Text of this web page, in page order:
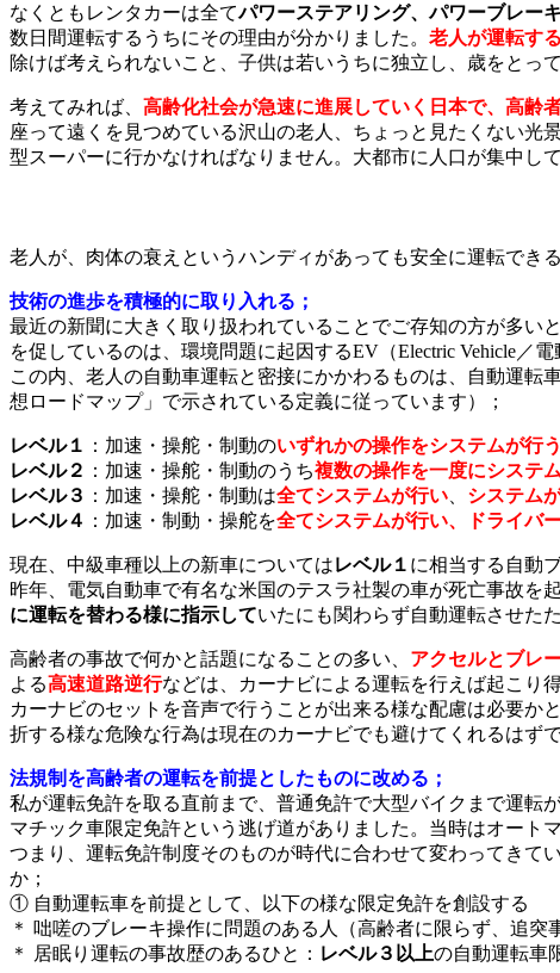
なくともレンタカーは全てパワーステアリング、パワーブレーキ
数日間運転するうちにその理由が分かりました。 老人が運転す
除けば考えられないこと、子供は若いうちに独立し、歳をと
考えてみれば、 高齢化社会が急速に進展していく日本で、高齢
座って遠くを見つめている沢山の老人、ちょっと見たくない
型スーパーに行かなければなりません。大都市に人口が集中し
老人が、肉体の衰えというハンディがあっても安全に運転でき
技術の進歩を積極的に取り入れる；
最近の新聞に大きく取り扱われていることでご存知の方が多い
を促しているのは、環境問題に起因するEV（Electric Vehicle／
この内、老人の自動車運転と密接にかかわるものは、自動運
想ロードマップ」で示されている定義に従っています）；
レベル１ ：加速・操舵・制動のいずれかの操作をシステムが行う
レベル２ ：加速・操舵・制動のうち複数の操作を一度にシステ
レベル３ ：加速・操舵・制動は全てシステムが行い、 システム
レベル４ ：加速・制動・操舵を全てシステムが行い、ドライバ
現在、中級車種以上の新車についてはレベル１ に相当する自動
昨年、電気自動車で有名な米国のテスラ社製の車が死亡事故を
に運転を替わる様に指示していたにも関わらず自動運転させた
高齢者の事故で何かと話題になることの多い、 アクセルとブレ
よる高速道路逆行などは、カーナビによる運転を行えば起こり
カーナビのセットを音声で行うことが出来る様な配慮は必要
折する様な危険な行為は現在のカーナビでも避けてくれるはずで
法規制を高齢者の運転を前提としたものに改める；
私が運転免許を取る直前まで、普通免許で大型バイクまで運転
マチック車限定免許という逃げ道がありました。当時はオート
つまり、運転免許制度そのものが時代に合わせて変わってきて
か；
① 自動運転車を前提として、以下の様な限定免許を創設する
＊ 咄嗟のブレーキ操作に問題のある人（高齢者に限らず、追
＊ 居眠り運転の事故歴のあるひと： レベル３以上の自動運転車